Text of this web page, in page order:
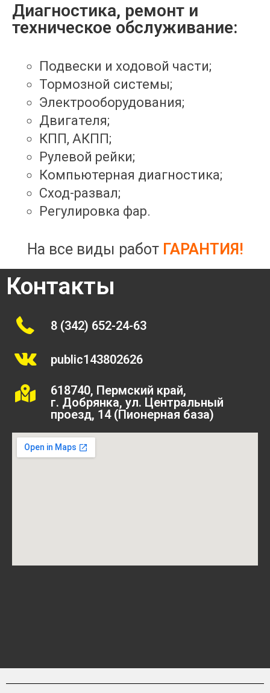
Диагностика, ремонт и
техническое обслуживание:
Подвески и ходовой части;
Тормозной системы;
Электрооборудования;
Двигателя;
КПП, АКПП;
Рулевой рейки;
Компьютерная диагностика;
Сход-развал;
Регулировка фар.
На все виды работ ГАРАНТИЯ!
Контакты
8 (342) 652-24-63
public143802626
618740, Пермский край,
г. Добрянка, ул. Центральный
проезд, 14 (Пионерная база)